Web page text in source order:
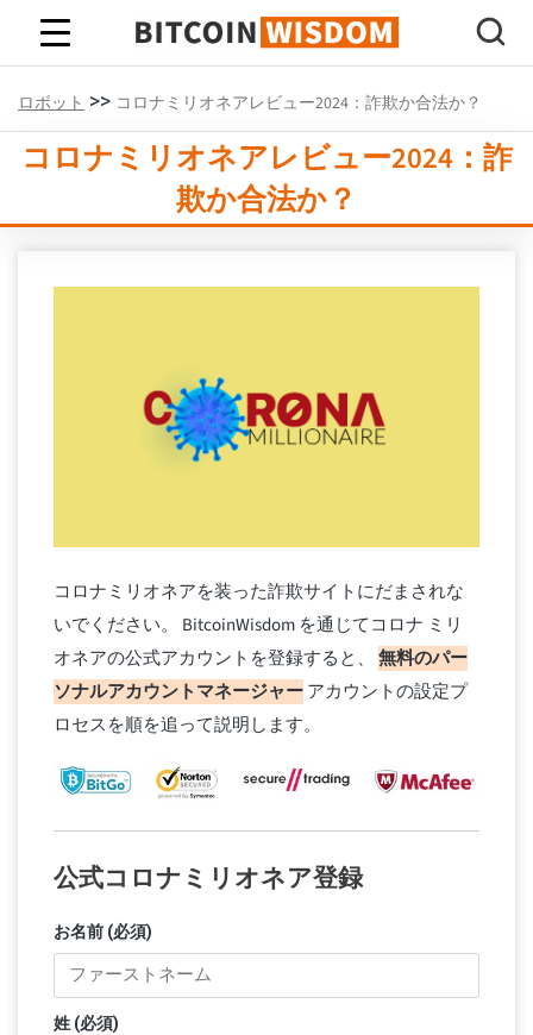
ビットコインの知恵
ロボット >> コロナミリオネアレビュー2024：詐欺か合法か？
コロナミリオネアレビュー2024：詐
欺か合法か？
コロナミリオネアを装った詐欺サイトにだまされな
いでください。 BitcoinWisdom を通じてコロナ ミリ
オネアの公式アカウントを登録すると、 無料のパー
ソナルアカウントマネージャーアカウントの設定プ
ロセスを順を追って説明します。
公式コロナミリオネア登録
お名前 (必須)
姓 (必須)